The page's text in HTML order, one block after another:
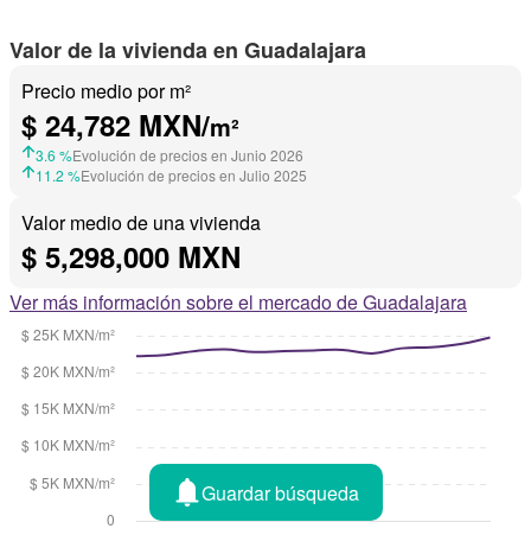
Valor de la vivienda en Guadalajara
Precio medio por m²
$ 24,782 MXN/m²
3.6 %Evolución de precios en Junio 2026
11.2 %Evolución de precios en Julio 2025
Valor medio de una vivienda
$ 5,298,000 MXN
Ver más información sobre el mercado de Guadalajara
Guardar búsqueda